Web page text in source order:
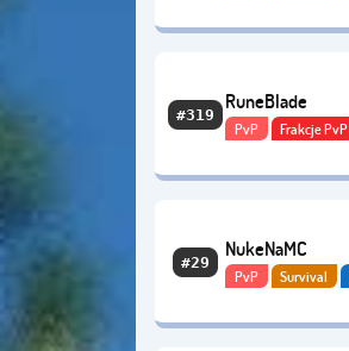
#319
RuneBlade
PvP Frakcje PvP
#29
NukeNaMC
PvP Survival